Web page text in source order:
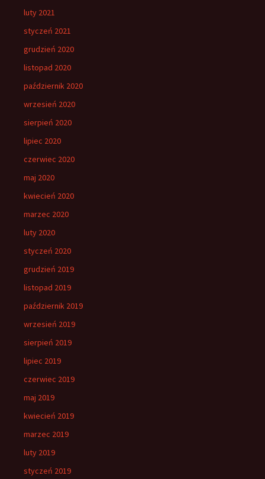
luty 2021
styczeń 2021
grudzień 2020
listopad 2020
październik 2020
wrzesień 2020
sierpień 2020
lipiec 2020
czerwiec 2020
maj 2020
kwiecień 2020
marzec 2020
luty 2020
styczeń 2020
grudzień 2019
listopad 2019
październik 2019
wrzesień 2019
sierpień 2019
lipiec 2019
czerwiec 2019
maj 2019
kwiecień 2019
marzec 2019
luty 2019
styczeń 2019